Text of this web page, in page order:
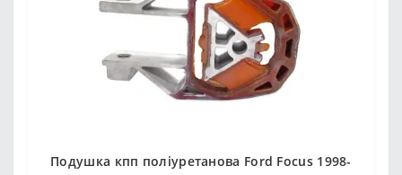
Подушка кпп поліуретанова Ford Focus 1998-